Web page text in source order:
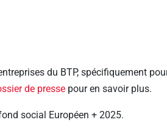
du BTP, spécifiquement
de presse pour en savoir plus.
social Européen + 2025.